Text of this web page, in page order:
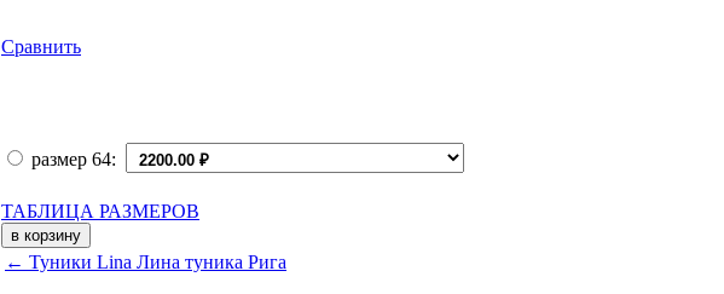
Сравнить
размер 64:
ТАБЛИЦА РАЗМЕРОВ
← Туники Lina Лина туника Рига